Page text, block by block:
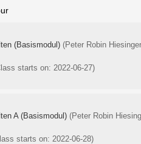
(Basismodul) (Peter Robin
starts on: 2022-06-27)
A (Basismodul) (Peter Robin
starts on: 2022-06-28)